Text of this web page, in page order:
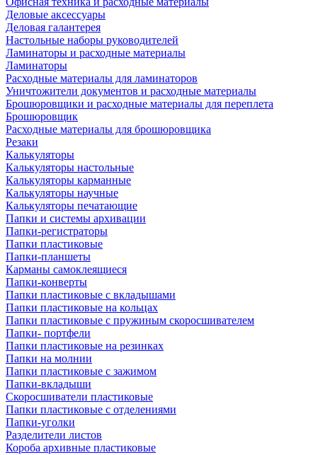
Деловые аксессуары
Деловая галантерея
Настольные наборы руководителей
Ламинаторы и расходные материалы
Ламинаторы
Расходные материалы для ламинаторов
Уничтожители документов и расходные материалы
Брошюровщики и расходные материалы для переплета
Брошюровщик
Расходные материалы для брошюровщика
Резаки
Калькуляторы
Калькуляторы настольные
Калькуляторы карманные
Калькуляторы научные
Калькуляторы печатающие
Папки и системы архивации
Папки-регистраторы
Папки пластиковые
Папки-планшеты
Карманы самоклеящиеся
Папки-конверты
Папки пластиковые с вкладышами
Папки пластиковые на кольцах
Папки пластиковые с пружиным скоросшивателем
Папки- портфели
Папки пластиковые на резинках
Папки на молнии
Папки пластиковые с зажимом
Папки-вкладыши
Скоросшиватели пластиковые
Папки пластиковые с отделениями
Папки-уголки
Разделители листов
Короба архивные пластиковые